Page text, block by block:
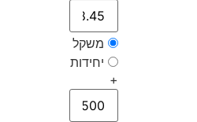
משקל
יחידות
+